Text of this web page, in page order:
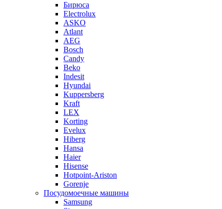
Бирюса
Electrolux
ASKO
Atlant
AEG
Bosch
Candy
Beko
Indesit
Hyundai
Kuppersberg
Kraft
LEX
Korting
Evelux
Hiberg
Hansa
Haier
Hisense
Hotpoint-Ariston
Gorenje
Посудомоечные машины
Samsung